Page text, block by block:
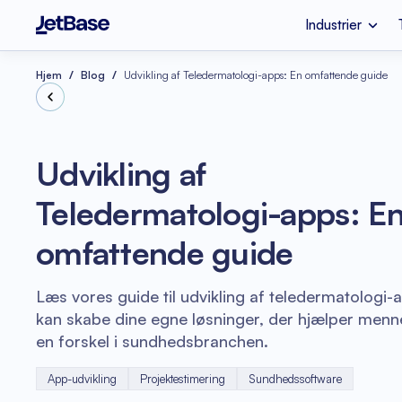
Industrier
Industrier Apple Vision Pro
Optimering af
skyomkostninger
Tjenester SaaS
Refaktorering af
Teknologier
Hjem Blog Udvikling af Teledermatologi-apps: En omfattende guide
Udvikling af
Teledermatologi-apps:
omfattende guide
Læs vores guide til udvikling af teledermatologi-
kan skabe dine egne løsninger, der hjælper
en forskel i sundhedsbranchen.
App-udvikling Projektestimering Sundhedssoftware